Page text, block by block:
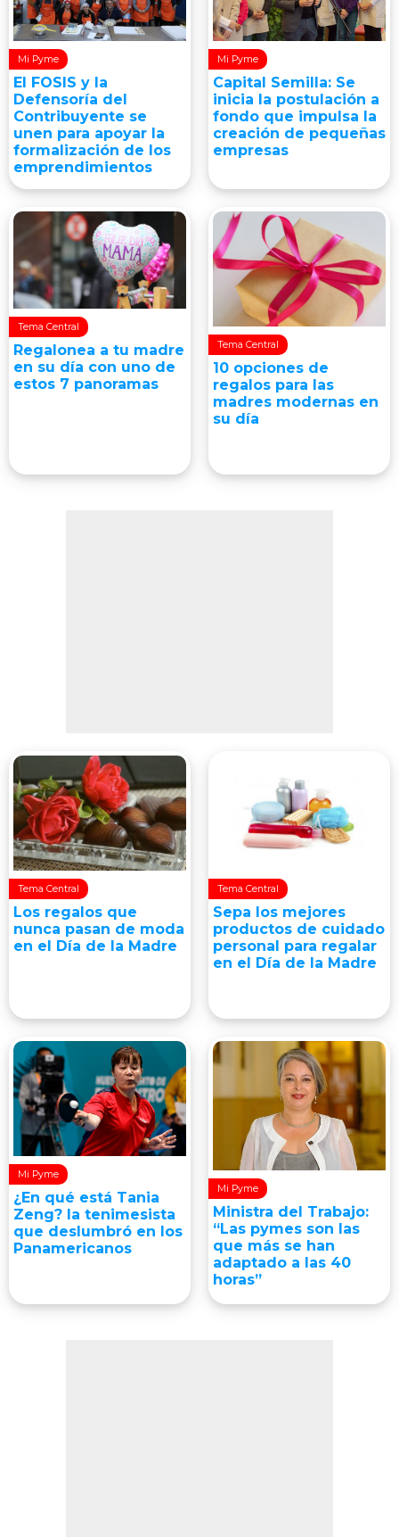
Mi Pyme
El FOSIS y la
Defensoría del
Contribuyente se
unen para apoyar la
formalización de los
emprendimientos
Mi Pyme
Capital Semilla: Se
inicia la postulación a
fondo que impulsa la
creación de pequeñas
empresas
Tema Central
Regalonea a tu madre
en su día con uno de
estos 7 panoramas
Tema Central
10 opciones de
regalos para las
madres modernas en
su día
Tema Central
Los regalos que
nunca pasan de moda
en el Día de la Madre
Tema Central
Sepa los mejores
productos de cuidado
personal para regalar
en el Día de la Madre
Mi Pyme
¿En qué está Tania
Zeng? la tenimesista
que deslumbró en los
Panamericanos
Mi Pyme
Ministra del Trabajo:
“Las pymes son las
que más se han
adaptado a las 40
horas”